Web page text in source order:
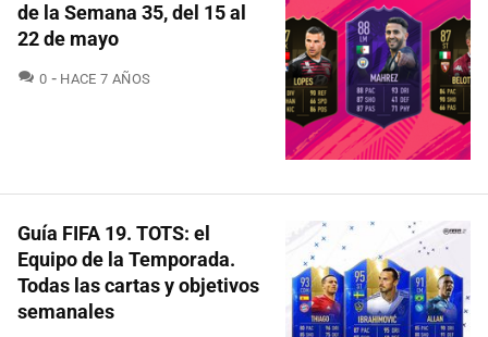
de la Semana 35, del 15 al
22 de mayo
0 COMENTARIOS
HACE 7 AÑOS
Guía FIFA 19. TOTS: el
Equipo de la Temporada.
Todas las cartas y objetivos
semanales